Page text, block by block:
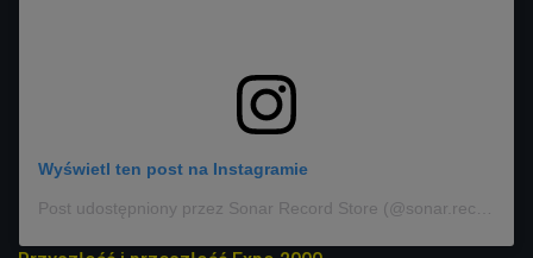
Wyświetl ten post na Instagramie